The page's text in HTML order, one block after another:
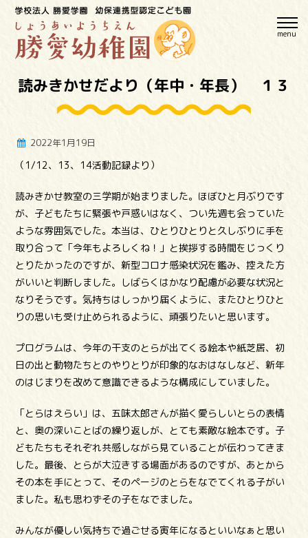
読みきかせだより（年中・年長） １３
2022年1月19日
（1/12、13、14活動記録より）
読みきかせ教室の三学期が始まりました。ほぼひと月ぶりです
が、子どもたちに緊張や戸惑いはなく、つい先週も会っていた
ような雰囲気でした。本当は、ひとりひとりと久しぶりに手を
取り合って「今年もよろしくね！」と挨拶する時間をじっくり
とりたかったのですが、新型コロナ感染状況を鑑み、控えた方
がいいと判断しました。しばらくはかなり配慮が必要な状況と
なりそうです。気持ちはしっかり届くように、またひとりひと
りの思いも受け止められるように、頑張りたいと思います。
プログラムは、今年の干支のとらが出てくる絵本や紙芝居、初
日の出と動物たちとのやりとりが印象的なおはなしなど、新年
のはじまりを改めて意識できるような構成にしていました。
「とらはえらい」は、五味太郎さんが描く愛らしいとらの表情
と、奥の深いことばの繰り返しが、とても素敵な絵本です。子
どもたちもそれぞれ共感しながら見ていることが伝わってきま
した。最後、とらが大泣きする場面があるのですが、あとから
その本を手にとって、そのページのとらをなでてくれる子がい
ました。私も思わずその子をなでました。
みんなが優しい気持ちで過ごせる寅年になるといいなぁと思い
menu